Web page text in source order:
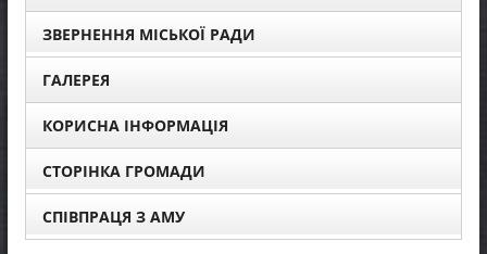
ЗВЕРНЕННЯ МІСЬКОЇ РАДИ
ГАЛЕРЕЯ
КОРИСНА ІНФОРМАЦІЯ
СТОРІНКА ГРОМАДИ
СПІВПРАЦЯ З АМУ